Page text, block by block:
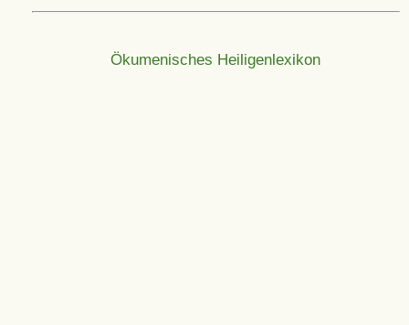
Ökumenisches Heiligenlexikon